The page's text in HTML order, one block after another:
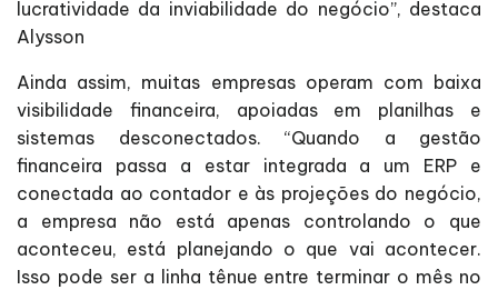
lucratividade da inviabilidade do negócio”, destaca
Alysson
Ainda assim, muitas empresas operam com baixa
visibilidade financeira, apoiadas em planilhas e
sistemas desconectados. “Quando a gestão
financeira passa a estar integrada a um ERP e
conectada ao contador e às projeções do negócio,
a empresa não está apenas controlando o que
aconteceu, está planejando o que vai acontecer.
Isso pode ser a linha tênue entre terminar o mês no